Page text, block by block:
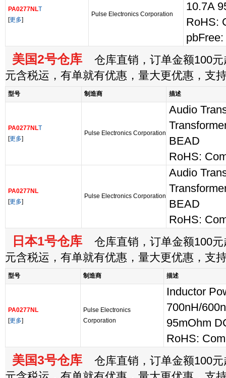
PA0277NLT
[更多]
Pulse Electronics Corporation
10.7A
RoHS:
pbFree:
美国2号仓库 仓库直销，订单金额100元
元含税运，有单就有优惠，量大更优惠，支
型号 制造商 描述
PA0277NLT
[更多]
Pulse Electronics Corporation
Audio
BEAD
RoHS:
PA0277NL
[更多]
Pulse Electronics Corporation
Audio
BEAD
RoHS:
日本1号仓库 仓库直销，订单金额100元
元含税运，有单就有优惠，量大更优惠，支
型号 制造商 描述
PA0277NL
[更多]
Pulse Electronics
Corporation
Inductor
700nH/
95mOhm
RoHS:
美国3号仓库 仓库直销，订单金额100元